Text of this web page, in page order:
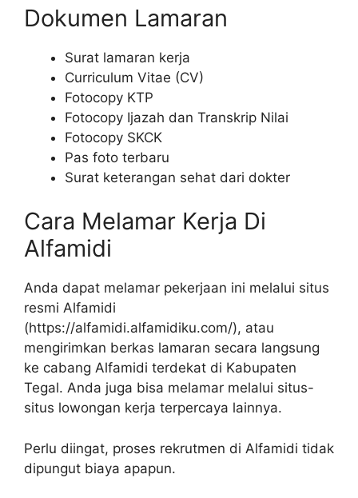
Dokumen Lamaran
Surat lamaran kerja
Curriculum Vitae (CV)
Fotocopy KTP
Fotocopy Ijazah dan Transkrip Nilai
Fotocopy SKCK
Pas foto terbaru
Surat keterangan sehat dari dokter
Cara Melamar Kerja Di
Alfamidi
Anda dapat melamar pekerjaan ini melalui situs
resmi Alfamidi
(https://alfamidi.alfamidiku.com/), atau
mengirimkan berkas lamaran secara langsung
ke cabang Alfamidi terdekat di Kabupaten
Tegal. Anda juga bisa melamar melalui situs-
situs lowongan kerja terpercaya lainnya.
Perlu diingat, proses rekrutmen di Alfamidi tidak
dipungut biaya apapun.